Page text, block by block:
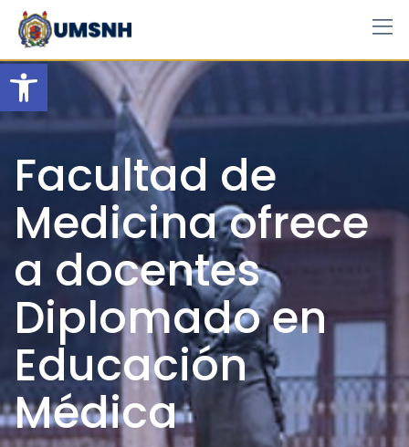
Open toolbar
Skip
content
Facultad de
Medicina ofrece
a docentes
Diplomado en
Educación
Médica